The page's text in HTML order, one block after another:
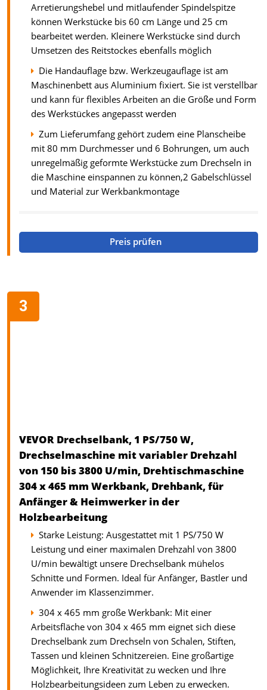
Arretierungshebel und mitlaufender Spindelspitze
können Werkstücke bis 60 cm Länge und 25 cm
bearbeitet werden. Kleinere Werkstücke sind durch
Umsetzen des Reitstockes ebenfalls möglich
Die Handauflage bzw. Werkzeugauflage ist am
Maschinenbett aus Aluminium fixiert. Sie ist verstellbar
und kann für flexibles Arbeiten an die Größe und Form
des Werkstückes angepasst werden
Zum Lieferumfang gehört zudem eine Planscheibe
mit 80 mm Durchmesser und 6 Bohrungen, um auch
unregelmäßig geformte Werkstücke zum Drechseln in
die Maschine einspannen zu können,2 Gabelschlüssel
und Material zur Werkbankmontage
Preis prüfen
VEVOR Drechselbank, 1 PS/750 W,
Drechselmaschine mit variabler Drehzahl
von 150 bis 3800 U/min, Drehtischmaschine
304 x 465 mm Werkbank, Drehbank, für
Anfänger & Heimwerker in der
Holzbearbeitung
Starke Leistung: Ausgestattet mit 1 PS/750 W
Leistung und einer maximalen Drehzahl von 3800
U/min bewältigt unsere Drechselbank mühelos
Schnitte und Formen. Ideal für Anfänger, Bastler und
Anwender im Klassenzimmer.
304 x 465 mm große Werkbank: Mit einer
Arbeitsfläche von 304 x 465 mm eignet sich diese
Drechselbank zum Drechseln von Schalen, Stiften,
Tassen und kleinen Schnitzereien. Eine großartige
Möglichkeit, Ihre Kreativität zu wecken und Ihre
Holzbearbeitungsideen zum Leben zu erwecken.